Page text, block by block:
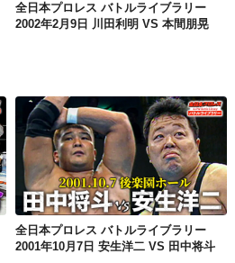
全日本プロレス バトルライブラリー
2002年2月9日 川田利明 VS 本間朋晃
全日本プロレス バトルライブラリー 2001年10月7日 安生洋二 VS 田中将斗
全日本プロレス バトルライブラリー
2001年10月7日 安生洋二 VS 田中将斗